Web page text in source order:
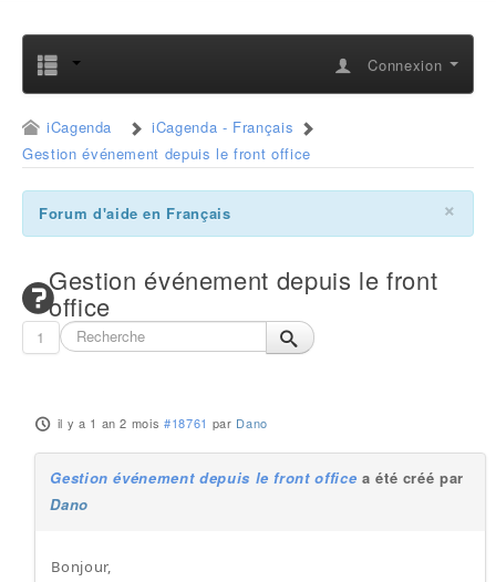
Connexion
iCagenda
iCagenda - Français
Gestion événement depuis le front office
×
Forum d'aide en Français
Gestion événement depuis le front
office
1
il y a 1 an 2 mois #18761 par Dano
Gestion événement depuis le front office a été créé par
Dano
Bonjour,